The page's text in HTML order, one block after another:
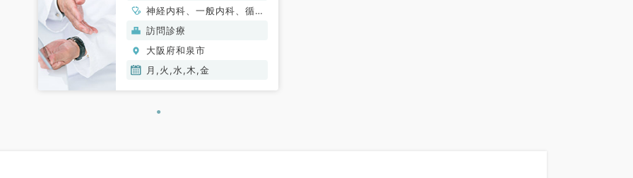
神経内科、一般内科、循環
器内科、呼吸器内科、消化
器内科、内分泌・代謝内
科、腎臓内科、老年内科、
血液内科、膠原病科
訪問診療
大阪府和泉市
月,火,水,木,金